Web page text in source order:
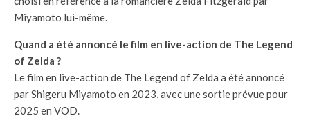
Miyamoto lui-même.
Quand a été annoncé le film en live-action de The Legend
of Zelda ?
Le film en live-action de The Legend of Zelda a été annoncé
par Shigeru Miyamoto en 2023, avec une sortie prévue pour
2025 en VOD.